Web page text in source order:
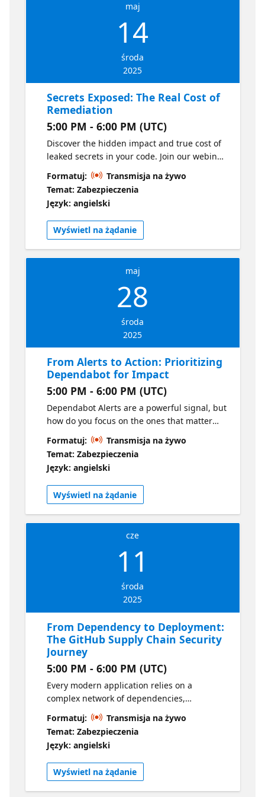
to what we can expect from attackers in 2025
as well as how to level the playing field and
give an edge to the developing and security
maj
14
środa
2025
Secrets Exposed: The Real Cost of
Remediation
5:00 PM - 6:00 PM (UTC)
Discover the hidden impact and true cost of
leaked secrets in your code. Join our webinar
to explore real-world scenarios, understand
the challenges in remediation, and learn
how to proactively secure your development
lifecycle.
Formatuj:
Transmisja na żywo
Temat: Zabezpieczenia
Język: angielski
Wyświetl na żądanie
maj
28
środa
2025
From Alerts to Action: Prioritizing
Dependabot for Impact
5:00 PM - 6:00 PM (UTC)
Dependabot Alerts are a powerful signal, but
how do you focus on the ones that matter
most? In this webinar, you'll learn how to
confidently prioritize alerts based on risk,
context, and team workflows. We'll share
actionable strategies for turning a stream of
dependency vulnerability notifications into a
clear, efficient roadmap for improvement.
Formatuj:
Transmisja na żywo
Temat: Zabezpieczenia
Język: angielski
Wyświetl na żądanie
cze
11
środa
2025
From Dependency to Deployment:
The GitHub Supply Chain Security
Journey
5:00 PM - 6:00 PM (UTC)
Every modern application relies on a
complex network of dependencies,
workflows, and build systems. In this
webinar, we’ll explore how GitHub Advanced
Security helps you secure your entire
software supply chain, from the moment a
dependency is added to the final
deployment. You'll learn how features like
the dependency graph, Dependabot Alerts,
Formatuj:
Transmisja na żywo
Temat: Zabezpieczenia
Język: angielski
Wyświetl na żądanie